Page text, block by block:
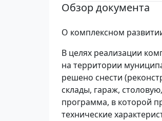
Обзор документа
О комплексном
В целях реализации
на территории
решено снести
склады, гараж,
программа, в которой
технические